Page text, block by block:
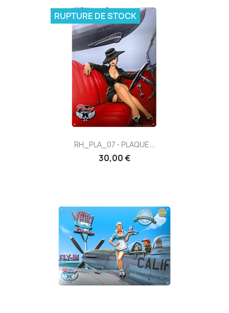
RH_PLA_07 - PLAQUE...
30,00 €
RUPTURE DE STOCK